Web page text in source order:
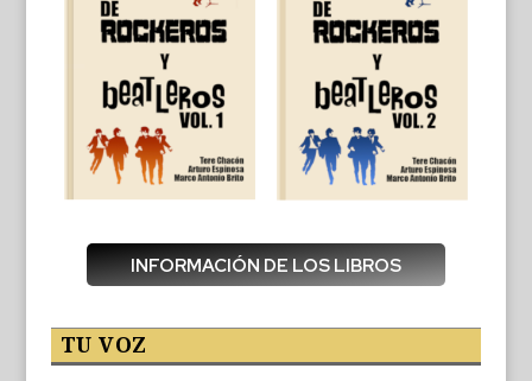
INFORMACIÓN DE LOS LIBROS
TU VOZ